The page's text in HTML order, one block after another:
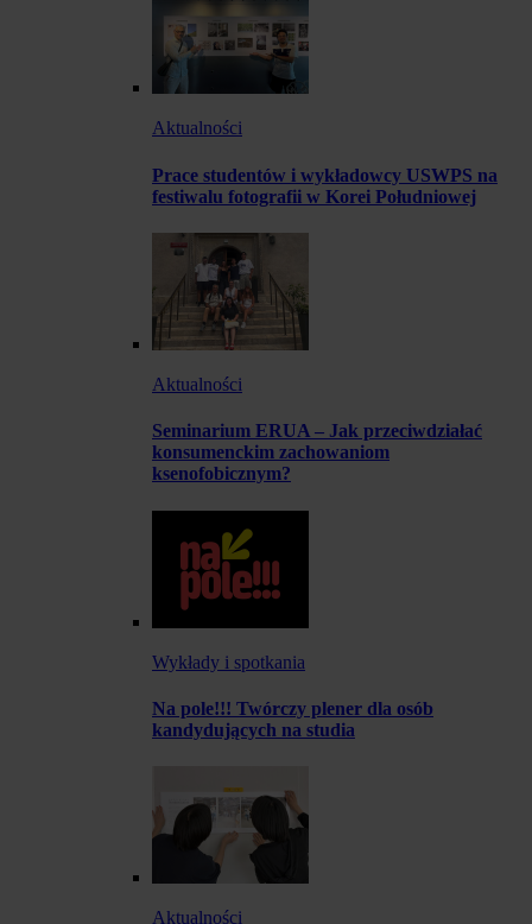
Aktualności
Prace studentów i wykładowcy USWPS na
festiwalu fotografii w Korei Południowej
Aktualności
Seminarium ERUA – Jak przeciwdziałać
konsumenckim zachowaniom
ksenofobicznym?
Wykłady i spotkania
Na pole!!! Twórczy plener dla osób
kandydujących na studia
Aktualności